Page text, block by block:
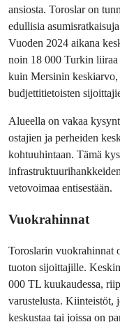
ansiosta. Toroslar on
edullisia
Vuoden 2024 aikana
noin 18 000 Turkin
kuin Mersinin keskiarvo,
budjettitietoisten
Alueella on vakaa
ostajien ja perheiden
kohtuuhintaan. Tämä
vetovoimaa entisestään.
Vuokrahinnat
Toroslarin vuokrahinnat
tuoton sijoittajille.
000 TL kuukaudessa,
varustelusta. Kiinteistöt,
keskustaa tai joissa on